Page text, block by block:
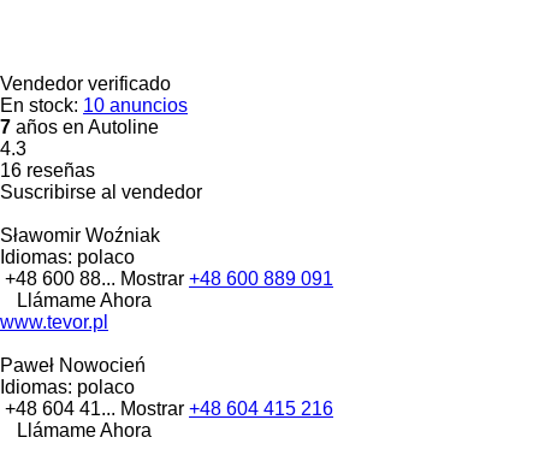
Vendedor verificado
En stock: 10 anuncios
7 años en Autoline
4.3
16 reseñas
Suscribirse al vendedor
Sławomir Woźniak
Idiomas: polaco
+48 600 88... Mostrar +48 600 889 091
Llámame Ahora
www.tevor.pl
Paweł Nowocień
Idiomas: polaco
+48 604 41... Mostrar +48 604 415 216
Llámame Ahora